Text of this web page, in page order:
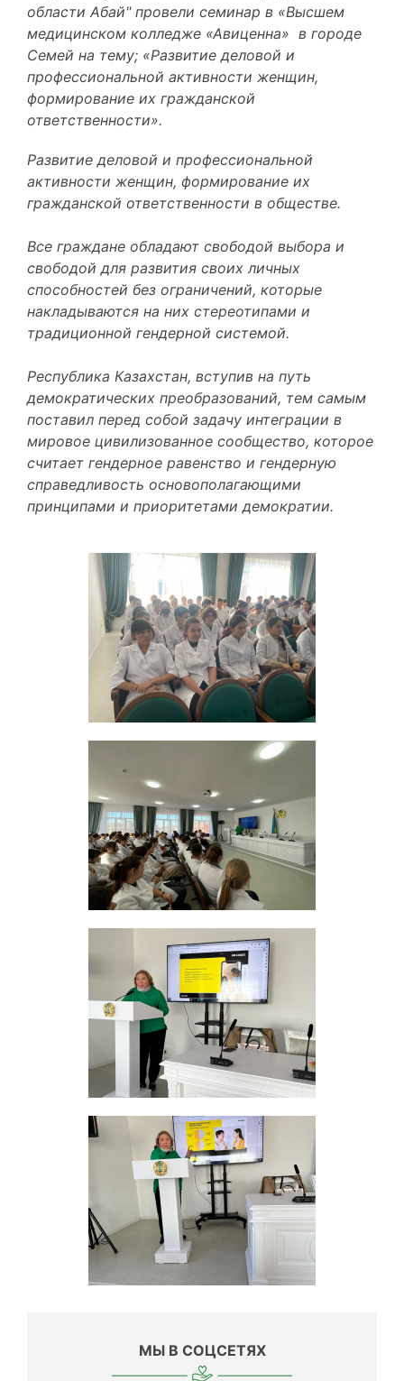
области Абай" провели семинар в «Высшем
медицинском колледже «Авиценна» в городе
Семей на тему; «Развитие деловой и
профессиональной активности женщин,
формирование их гражданской
ответственности».
Развитие деловой и профессиональной
активности женщин, формирование их
гражданской ответственности в обществе.
Все граждане обладают свободой выбора и
свободой для развития своих личных
способностей без ограничений, которые
накладываются на них стереотипами и
традиционной гендерной системой.
Республика Казахстан, вступив на путь
демократических преобразований, тем самым
поставил перед собой задачу интеграции в
мировое цивилизованное сообщество, которое
считает гендерное равенство и гендерную
справедливость основополагающими
принципами и приоритетами демократии.
МЫ В СОЦСЕТЯХ